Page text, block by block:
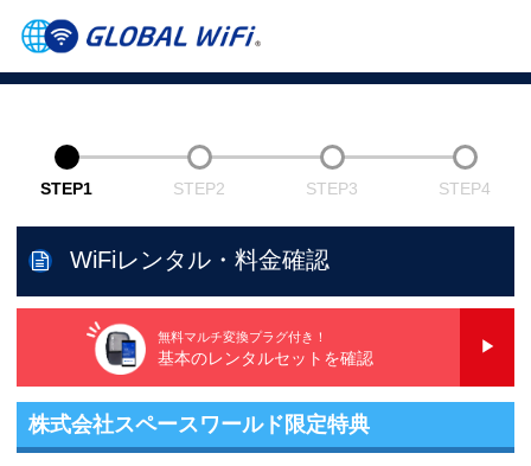
STEP1 STEP2 STEP3 STEP4
WiFiレンタル・料金確認
無料マルチ変換プラグ付き！
基本のレンタルセットを確認
株式会社スペースワールド限定特典